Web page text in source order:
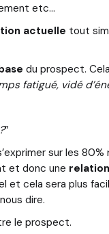
etc…
actuelle tout
du prospect.
fatigué, vidé
”
sur les 80%
et donc une
et cela sera plus
dire.
le prospect.